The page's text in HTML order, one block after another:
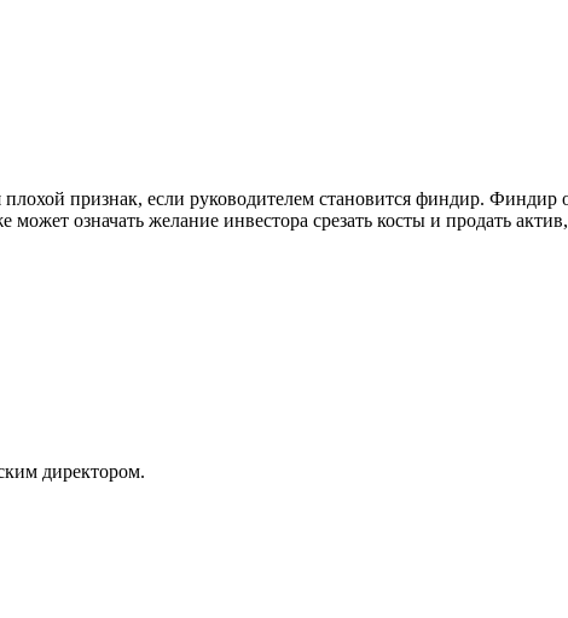
признак, если руководителем становится финдир. Финдир
означать желание инвестора срезать косты и продать
директором.